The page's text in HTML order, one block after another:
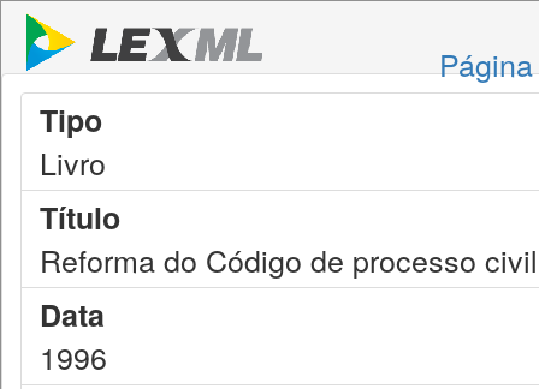
Tipo
Livro
Título
Reforma do Código de processo civil
Data
1996